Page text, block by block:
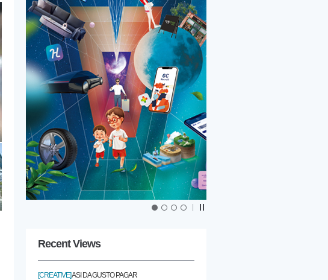
Recent Views
[CREATIVE]ASI DA GUSTO PAGAR